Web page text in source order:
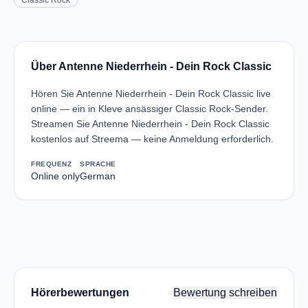
Über Antenne Niederrhein - Dein Rock Classic
Hören Sie Antenne Niederrhein - Dein Rock Classic live
online — ein in Kleve ansässiger Classic Rock-Sender.
Streamen Sie Antenne Niederrhein - Dein Rock Classic
kostenlos auf Streema — keine Anmeldung erforderlich.
FREQUENZ
Online only
SPRACHE
German
Hörerbewertungen Bewertung schreiben